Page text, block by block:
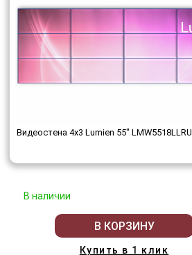
Видеостена 4x3 Lumien 55" LMW5518LLRU
В наличии
В КОРЗИНУ
Купить в 1 клик